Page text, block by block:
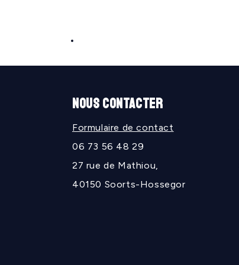
média
fenêtre
modale
NOUS CONTACTER
Formulaire de contact
06 73 56 48 29
27 rue de Mathiou,
40150 Soorts-Hossegor